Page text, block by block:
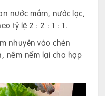
nước mắm, nước lọc,
tỷ lệ 2 : 2 : 1 : 1.
nhuyễn vào chén
nêm nếm lại cho hợp